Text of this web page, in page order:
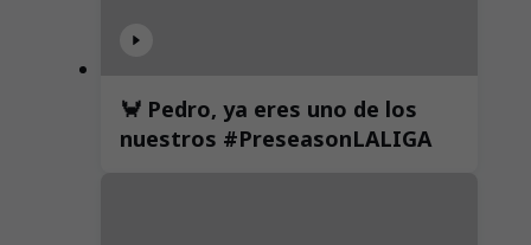
🦀 Pedro, ya eres uno de los
nuestros #PreseasonLALIGA